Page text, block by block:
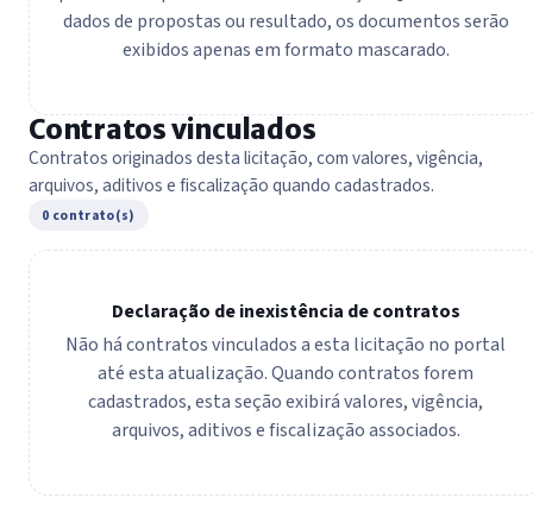
dados de propostas ou resultado, os documentos serão
exibidos apenas em formato mascarado.
Contratos vinculados
Contratos originados desta licitação, com valores, vigência,
arquivos, aditivos e fiscalização quando cadastrados.
0 contrato(s)
Declaração de inexistência de contratos
Não há contratos vinculados a esta licitação no portal
até esta atualização. Quando contratos forem
cadastrados, esta seção exibirá valores, vigência,
arquivos, aditivos e fiscalização associados.